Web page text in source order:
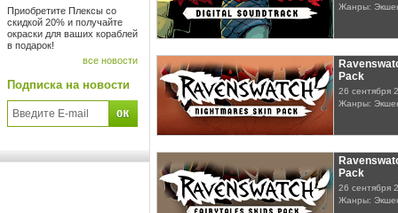
Приобретите Плексы со
скидкой 20% и получайте
окраски для ваших кораблей
в подарок!
все новости
Подписка на новости
Жанры:
Pack
26 сентября
Жанры:
Pack
26 сентября
Жанры: